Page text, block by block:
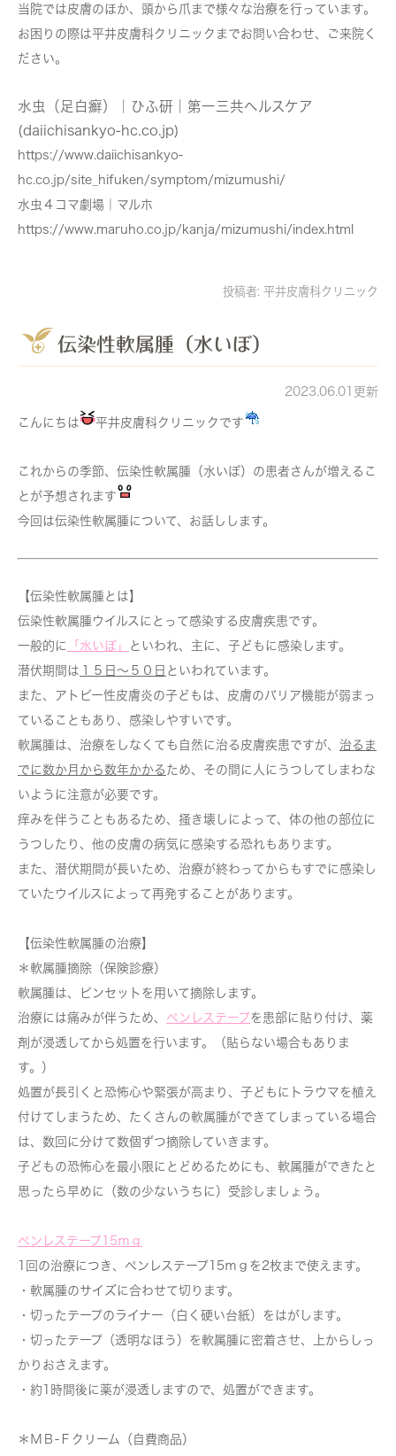
当院では皮膚のほか、頭から爪まで様々な治療を行っています。
お困りの際は平井皮膚科クリニックまでお問い合わせ、ご来院く
ださい。
水虫（足白癬）｜ひふ研｜第一三共ヘルスケア
(daiichisankyo-hc.co.jp)
https://www.daiichisankyo-
hc.co.jp/site_hifuken/symptom/mizumushi/
水虫４コマ劇場｜マルホ
https://www.maruho.co.jp/kanja/mizumushi/index.html
投稿者: 平井皮膚科クリニック
伝染性軟属腫（水いぼ）
2023.06.01更新
こんにちは 平井皮膚科クリニックです
これからの季節、伝染性軟属腫（水いぼ）の患者さんが増えるこ
とが予想されます
今回は伝染性軟属腫について、お話しします。
【伝染性軟属腫とは】
伝染性軟属腫ウイルスにとって感染する皮膚疾患です。
一般的に
「水いぼ」
といわれ、主に、子どもに感染します。
潜伏期間は １５日～５０日 といわれています。
また、アトピー性皮膚炎の子どもは、皮膚のバリア機能が弱まっ
ていることもあり、感染しやすいです。
軟属腫は、治療をしなくても自然に治る皮膚疾患ですが、 治るま
でに数か月から数年かかる ため、その間に人にうつしてしまわな
いように注意が必要です。
痒みを伴うこともあるため、掻き壊しによって、体の他の部位に
うつしたり、他の皮膚の病気に感染する恐れもあります。
また、潜伏期間が長いため、治療が終わってからもすでに感染し
ていたウイルスによって再発することがあります。
【伝染性軟属腫の治療】
＊軟属腫摘除（保険診療）
軟属腫は、ピンセットを用いて摘除します。
治療には痛みが伴うため、 ペンレステープを患部に貼り付け、薬
剤が浸透してから処置を行います。（貼らない場合もありま
す。）
処置が長引くと恐怖心や緊張が高まり、子どもにトラウマを植え
付けてしまうため、たくさんの軟属腫ができてしまっている場合
は、数回に分けて数個ずつ摘除していきます。
子どもの恐怖心を最小限にとどめるためにも、軟属腫ができたと
思ったら早めに（数の少ないうちに）受診しましょう。
ペンレステープ15ｍｇ
1回の治療につき、ペンレステープ15ｍｇを2枚まで使えます。
・軟属腫のサイズに合わせて切ります。
・切ったテープのライナー（白く硬い台紙）をはがします。
・切ったテープ（透明なほう）を軟属腫に密着させ、上からしっ
かりおさえます。
・約1時間後に薬が浸透しますので、処置ができます。
＊ＭＢ-Ｆクリーム（自費商品）